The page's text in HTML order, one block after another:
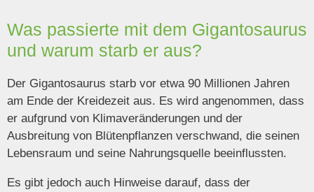
Was passierte mit dem Gigantosaurus
und warum starb er aus?
Der Gigantosaurus starb vor etwa 90 Millionen Jahren
am Ende der Kreidezeit aus. Es wird angenommen, dass
er aufgrund von Klimaveränderungen und der
Ausbreitung von Blütenpflanzen verschwand, die seinen
Lebensraum und seine Nahrungsquelle beeinflussten.
Es gibt jedoch auch Hinweise darauf, dass der